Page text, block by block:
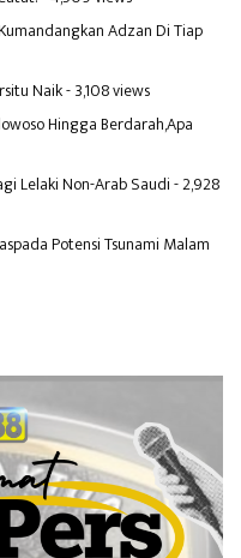
Adzan Di Tiap
Naik- 3,108 views
Hingga Berdarah,Apa
Lelaki Non-Arab Saudi- 2,928
Potensi Tsunami Malam